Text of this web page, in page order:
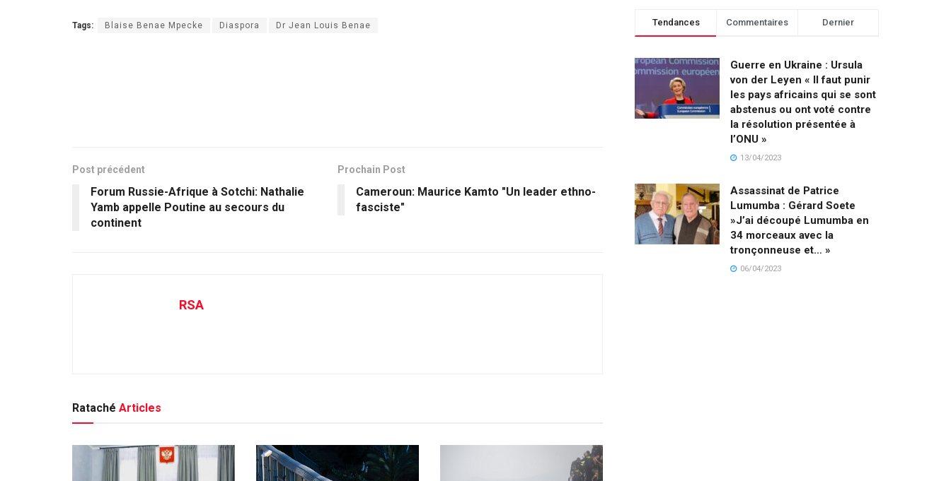
Tags: Blaise Benae Mpecke Diaspora Dr Jean Louis Benae
Post précédent
Forum Russie-Afrique à Sotchi: Nathalie
Yamb appelle Poutine au secours du
continent
Prochain Post
Cameroun: Maurice Kamto "Un leader ethno-
fasciste"
RSA
Rataché Articles
Tendances Commentaires Dernier
Guerre en Ukraine : Ursula
von der Leyen « Il faut punir
les pays africains qui se sont
abstenus ou ont voté contre
la résolution présentée à
l’ONU »
13/04/2023
Assassinat de Patrice
Lumumba : Gérard Soete
»J’ai découpé Lumumba en
34 morceaux avec la
tronçonneuse et… »
06/04/2023